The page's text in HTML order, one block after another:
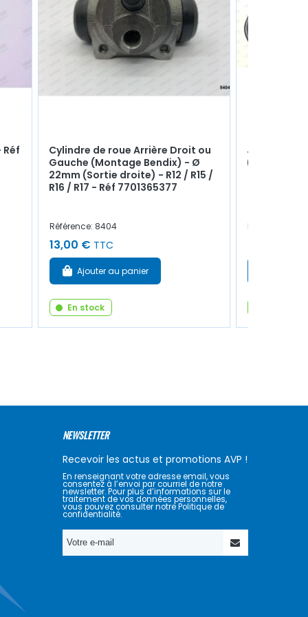
Cylindre de roue Arrière Droit ou
Gauche (Montage Bendix) - Ø
22mm (Sortie droite) - R12 / R15 /
R16 / R17 - Réf 7701365377
Référence: 8404
13,00 € TTC
Ajouter au panier
En stock
Joint de
(Qualité
Référence:
NEWSLETTER
Recevoir les actus et promotions AVP !
En renseignant votre adresse email, vous
consentez à l’envoi par courriel de notre
newsletter. Pour plus d’informations sur le
traitement de vos données personnelles,
vous pouvez consulter notre Politique de
confidentialité.